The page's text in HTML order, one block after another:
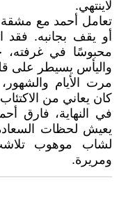
لاينتهي.
تعامل أحمد مع
أو يقف بجانبه. فقد
محبوسًا في غرفته،
واليأس يسيطر على
مرت الأيام
كان يعاني من
في النهاية، فارق
يعيش لحظات
لشاب موهوب
ومريرة.